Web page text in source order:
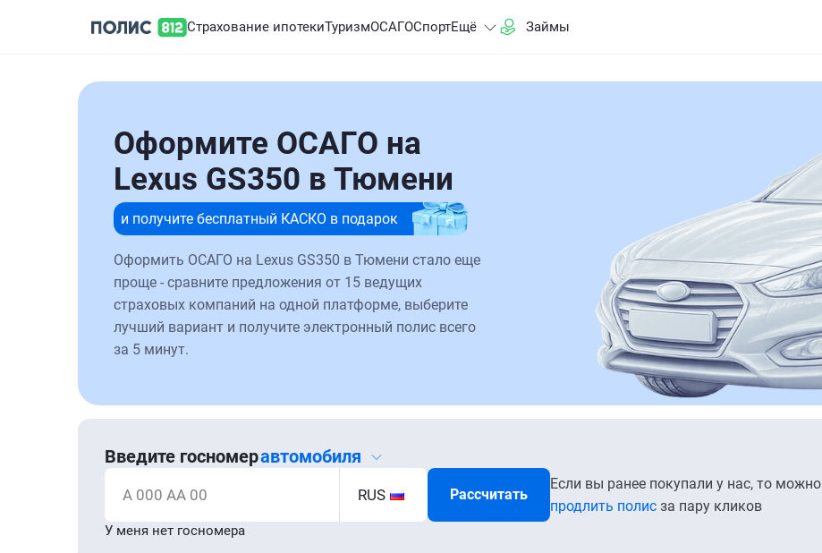
Страхование ипотекиТуризмОСАГОСпортЕщё Займы
Оформите ОСАГО на
Lexus GS350 в Тюмени
и получите бесплатный КАСКО в подарок
Оформить ОСАГО на Lexus GS350 в Тюмени стало еще
проще - сравните предложения от 15 ведущих
страховых компаний на одной платформе, выберите
лучший вариант и получите электронный полис всего
за 5 минут.
Введите госномеравтомобиля
А 000 АА 00 RUS Рассчитать
Если вы ранее покупали у нас, то можно
продлить полис за пару кликов
У меня нет госномера